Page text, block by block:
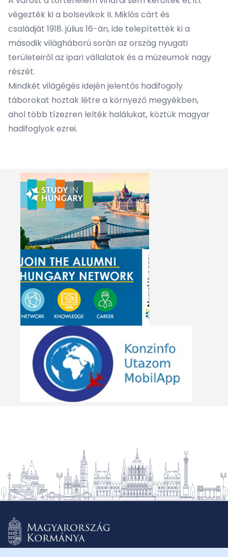
végezték ki a bolsevikok II. Miklós cárt és
családját 1918. július 16-án, ide telepítették ki a
második világháború során az ország nyugati
területeiről az ipari vállalatok és a múzeumok nagy
részét.
Mindkét világégés idején jelentős hadifogoly
táborokat hoztak létre a környező megyékben,
ahol több tízezren lelték halálukat, köztük magyar
hadifoglyok ezrei.